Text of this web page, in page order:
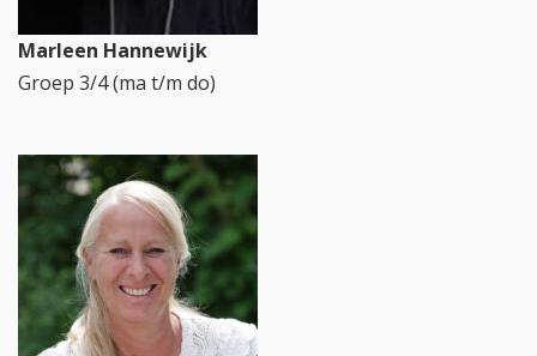
Marleen Hannewijk
Groep 3/4 (ma t/m do)